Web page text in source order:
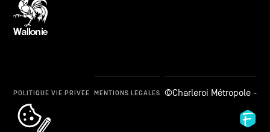
cookie_notice_link
POLITIQUE VIE PRIVÉE MENTIONS LÉGALES ©Charleroi Métropole -